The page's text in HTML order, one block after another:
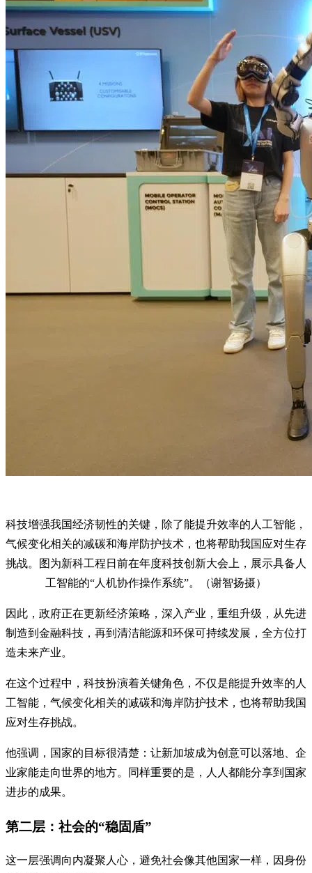
科技增强我国经济韧性的关键，除了能提升效率的人工智能，
气候变化相关的减碳和海岸防护技术，也将帮助我国应对生存
挑战。图为新科工程日前在年度科技创新大会上，展示具备人
工智能的“人机协作操作系统”。（谢智扬摄）
因此，政府正在更新经济策略，深入产业，重组升级，从先进
制造到金融科技，再到清洁能源和环保可持续发展，全方位打
造未来产业。
在这个过程中，科技扮演着关键角色，不仅是能提升效率的人
工智能，气候变化相关的减碳和海岸防护技术，也将帮助我国
应对生存挑战。
他强调，国家的目标很清楚：让新加坡成为创意可以落地、企
业家能走向世界的地方。同样重要的是，人人都能分享到国家
进步的成果。
第二层：社会的“稳固盾”
这一层强调向内凝聚人心，避免社会像其他国家一样，因身份